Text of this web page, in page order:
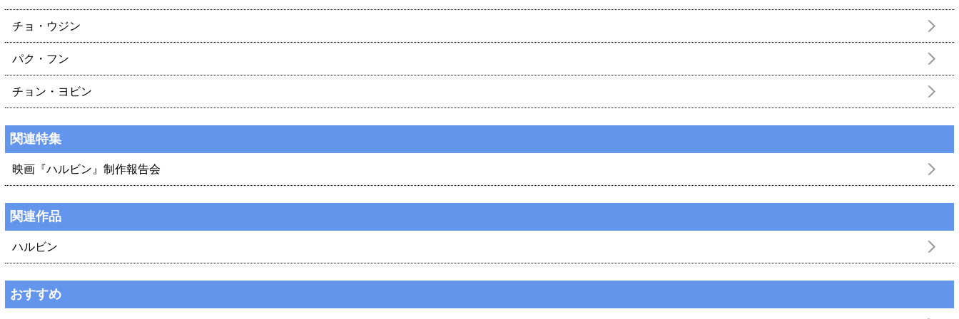
チョ・ウジン
パク・フン
チョン・ヨビン
関連特集
映画『ハルビン』制作報告会
関連作品
ハルビン
おすすめ